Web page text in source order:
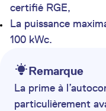
certifié RGE,
La puissance
100 kWc.
Remarque
La prime à
particulièrement